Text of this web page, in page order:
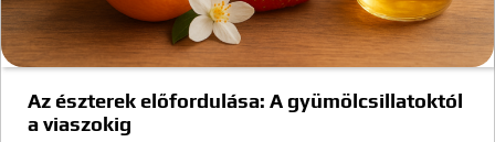
Az észterek előfordulása: A gyümölcsillatoktól
a viaszokig